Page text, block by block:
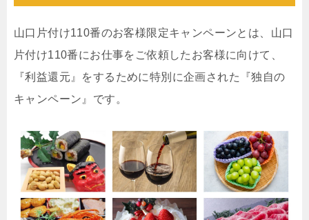
山口片付け110番のお客様限定キャンペーンとは、山口
片付け110番にお仕事をご依頼したお客様に向けて、
『利益還元』をするために特別に企画された『独自の
キャンペーン』です。